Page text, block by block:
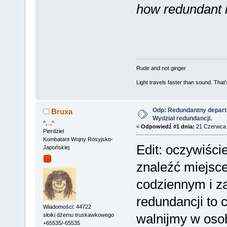
how redundant
Rude and not ginger
Light travels faster than sound.
Bruxa
^,..,^
Pierdziel
Kombatant Wojny Rosyjsko-
Japońskiej
Wiadomości: 44722
słoiki dżemu truskawkowego
+65535/-65535
Odp: Redundantny
Wydział redundancji.
« Odpowiedź #1 dnia: 21 Czerwca
Edit:
znaleźć
codziennym i
redundancji to
walnijmy w